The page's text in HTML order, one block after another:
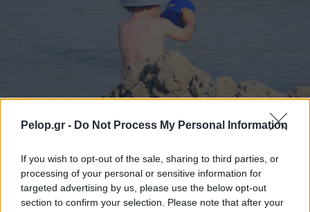
Pelop.gr - Do Not Process My Personal Information
If you wish to opt-out of the sale, sharing to third parties, or
processing of your personal or sensitive information for
targeted advertising by us, please use the below opt-out
section to confirm your selection. Please note that after your
Τουρισμός για Ολους 2026: Τα SOS για να κερδίσετε το
voucher διακοπών